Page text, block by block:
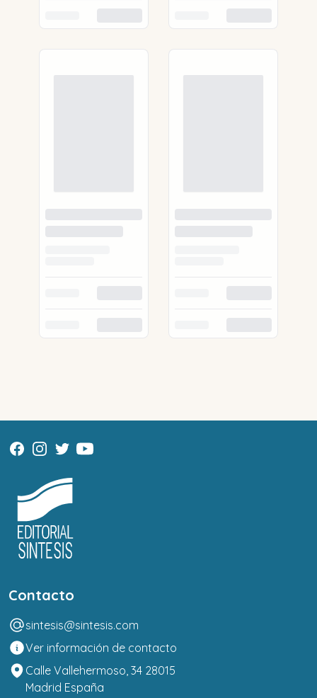
Contacto
sintesis@sintesis.com
Ver información de contacto
Calle Vallehermoso, 34 28015
Madrid España